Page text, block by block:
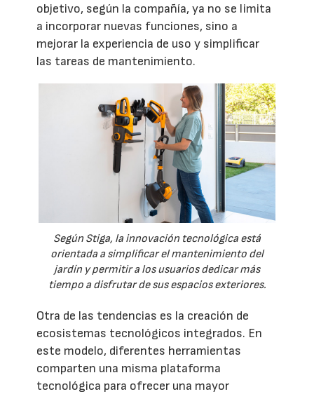
objetivo, según la compañía, ya no se limita
a incorporar nuevas funciones, sino a
mejorar la experiencia de uso y simplificar
las tareas de mantenimiento.
Según Stiga, la innovación tecnológica está
orientada a simplificar el mantenimiento del
jardín y permitir a los usuarios dedicar más
tiempo a disfrutar de sus espacios exteriores.
Otra de las tendencias es la creación de
ecosistemas tecnológicos integrados. En
este modelo, diferentes herramientas
comparten una misma plataforma
tecnológica para ofrecer una mayor